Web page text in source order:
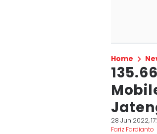
Home
28 Jun 2022,
Fariz Fardianto